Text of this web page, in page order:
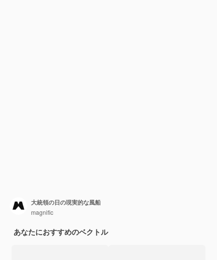
大統領の日の現実的な風船
magnific
あなたにおすすめのベクトル